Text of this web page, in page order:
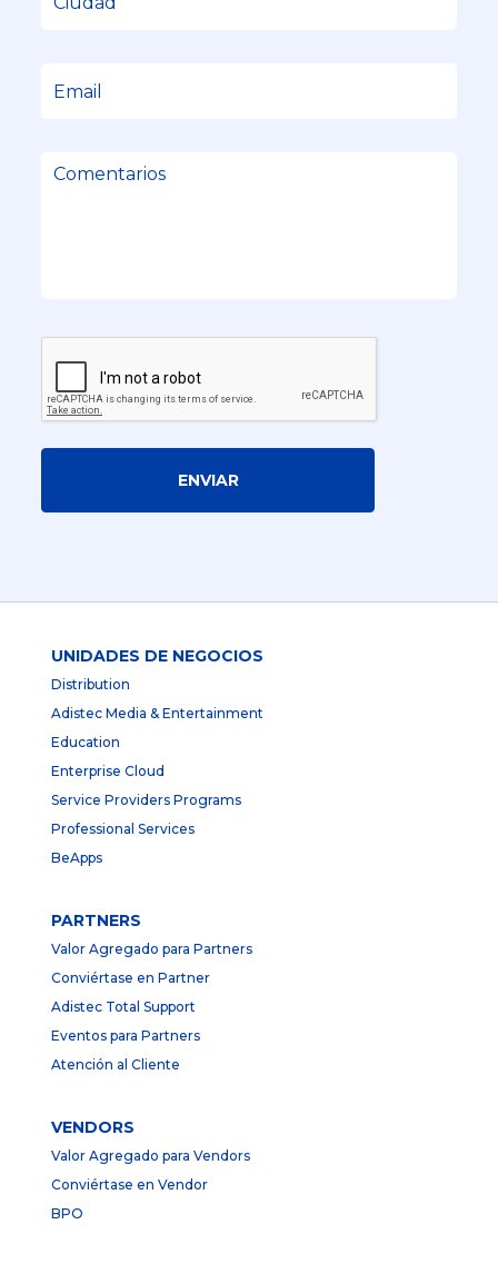
ENVIAR
UNIDADES DE NEGOCIOS
Distribution
Adistec Media & Entertainment
Education
Enterprise Cloud
Service Providers Programs
Professional Services
BeApps
PARTNERS
Valor Agregado para Partners
Conviértase en Partner
Adistec Total Support
Eventos para Partners
Atención al Cliente
VENDORS
Valor Agregado para Vendors
Conviértase en Vendor
BPO